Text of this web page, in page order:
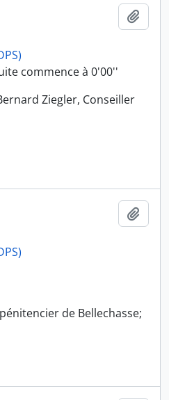
commence à 0'00''
Ziegler, Conseiller
de Bellechasse;